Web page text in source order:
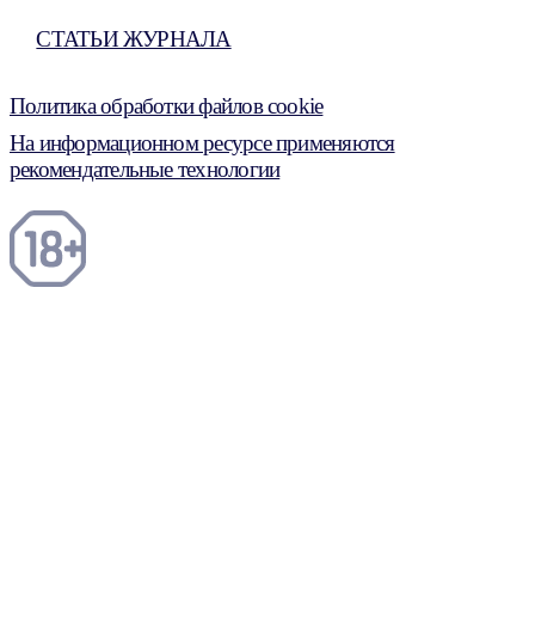
СТАТЬИ ЖУРНАЛА
Политика обработки файлов cookie
На информационном ресурсе применяются
рекомендательные технологии